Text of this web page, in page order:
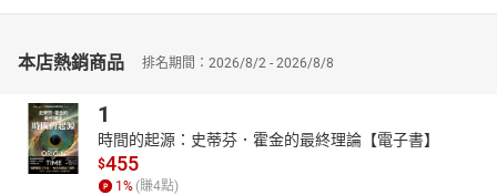
播講介紹：
童美語教材，目前已為上千家國小、幼稚園、兒童英語補習班、安
讓我們下一代都能享有優質生活，探索萬象百科。
章節名稱：
SYR-The Sorcerer's Apprentice
SYR-The Stag at the Pool
本店熱銷商品 排名期間：2026/8/2 - 2026/8/8
1
時間的起源：史蒂芬．霍金的最終理論【電子書】
$455
1 % (賺4點)